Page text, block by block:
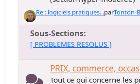
Re : logiciels pratiques...parTonton-
Sous-Sections
[ PROBLEMES RESOLUS ]
PRIX, commerce,
Tout ce qui concerne les